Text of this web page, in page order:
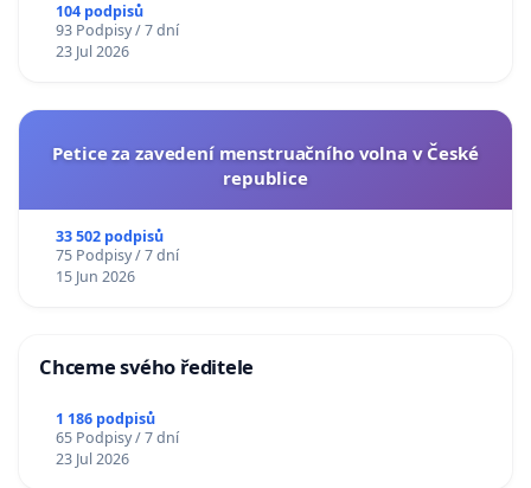
104 podpisů
93 Podpisy / 7 dní
23 Jul 2026
Petice za zavedení menstruačního volna v České
republice
33 502 podpisů
75 Podpisy / 7 dní
15 Jun 2026
Chceme svého ředitele
1 186 podpisů
65 Podpisy / 7 dní
23 Jul 2026